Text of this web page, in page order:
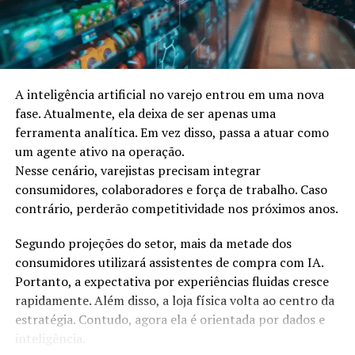
Mais de trinta recusas.
Nenhuma oportunidade.
Até o KFC disse não.
Entre vinte e quatro candidatos, só ele ficou de fora.
Ouvir “você não serve” dói.
Mesmo assim, ele voltou a tentar.
Portanto, não deixou a dor decidir por ele.
Dez Nãos de Harvard e Uma Decisão
Interna
Jack Ma tentou entrar em Harvard dez vezes.
Recebeu dez respostas negativas.
profissionaliza áreas estratégicas.
Segundo Ricardo Kunimi, CEO da Farmais, esse é o
principal ponto de alerta do setor. Para ele, o cenário
cresce em estrutura, método e escala, ou fica estagnada.
Operações muito pequenas não geram margem para
investir no próprio futuro.”
Projeto Crescer Farmais: uma
resposta prática ao novo varejo
Diante desse cenário, o Grupo Farmais criou o Projeto
Crescer. A iniciativa redefine o modelo de suporte da
rede. Nesse sentido, o projeto adota uma gestão
segmentada, baseada no estágio real de cada farmácia.
Assim, o apoio deixa de ser genérico. Em vez disso, ele
A inteligência artificial no varejo entrou em uma nova
fase. Atualmente, ela deixa de ser apenas uma
ferramenta analítica. Em vez disso, passa a atuar como
um agente ativo na operação.
Nesse cenário, varejistas precisam integrar
consumidores, colaboradores e força de trabalho. Caso
contrário, perderão competitividade nos próximos anos.
Segundo projeções do setor, mais da metade dos
consumidores utilizará assistentes de compra com IA.
Portanto, a expectativa por experiências fluidas cresce
rapidamente. Além disso, a loja física volta ao centro da
estratégia. Contudo, agora ela é orientada por dados e
inteligência.